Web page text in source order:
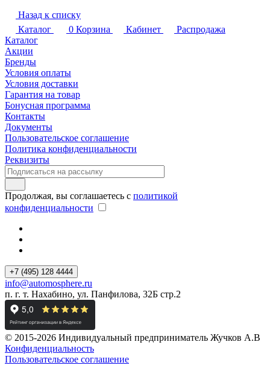
Назад к списку
Каталог
0 Корзина Кабинет
Распродажа
Каталог
Акции
Бренды
Условия оплаты
Условия доставки
Гарантия на товар
Бонусная программа
Контакты
Документы
Пользовательское соглашение
Политика конфиденциальности
Реквизиты
Продолжая, вы соглашаетесь с политикой
конфиденциальности
+7 (495) 128 4444
info@automosphere.ru
п. г. т. Нахабино, ул. Панфилова, 32Б стр.2
© 2015-2026 Индивидуальный предприниматель Жучков А.В
Конфиденциальность
Пользовательское соглашение